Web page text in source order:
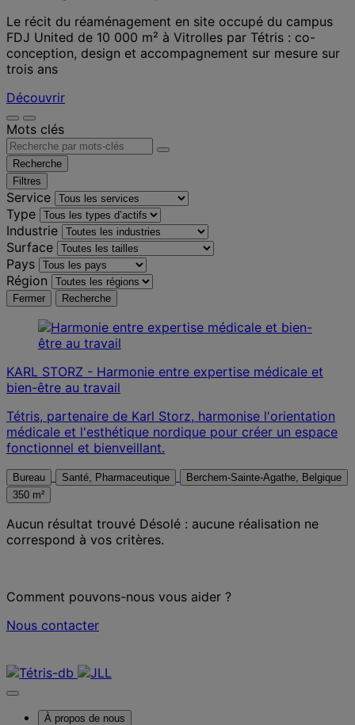
Le récit du réaménagement en site occupé du campus
FDJ United de 10 000 m² à Vitrolles par Tétris : co-
conception, design et accompagnement sur mesure sur
trois ans
Découvrir
Mots clés
Recherche
Filtres
Service
Type
Industrie
Surface
Pays
Région
Fermer Recherche
KARL STORZ - Harmonie entre expertise médicale et
bien-être au travail
Tétris, partenaire de Karl Storz, harmonise l'orientation
médicale et l'esthétique nordique pour créer un espace
fonctionnel et bienveillant.
Bureau Santé, Pharmaceutique
Berchem-Sainte-Agathe, Belgique
350 m²
Aucun résultat trouvé Désolé : aucune réalisation ne
correspond à vos critères.
Comment pouvons-nous vous aider ?
Nous contacter
À propos de nous